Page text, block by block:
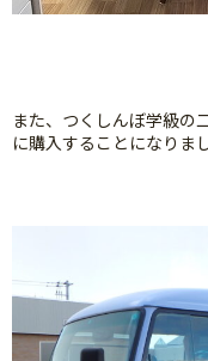
また、つくしんぼ学級の
に購入することになりま